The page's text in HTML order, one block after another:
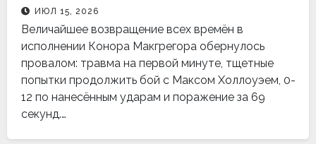
ИЮЛ 15, 2026
Величайшее возвращение всех времён в
исполнении Конора Макгрегора обернулось
провалом: травма на первой минуте, тщетные
попытки продолжить бой с Максом Холлоуэем, 0-
12 по нанесённым ударам и поражение за 69
секунд.…